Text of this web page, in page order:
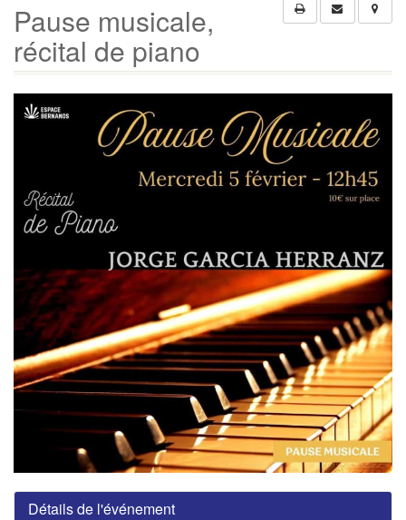
Pause musicale,
récital de piano
Détails de l'événement